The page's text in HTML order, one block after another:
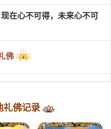
在心不可得，未来心不可
佛
佛记录